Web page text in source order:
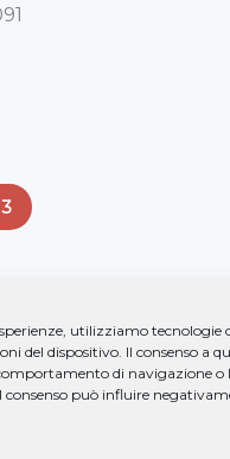
utilizziamo tecnologie
del dispositivo. Il consenso a
di navigazione o
consenso può influire